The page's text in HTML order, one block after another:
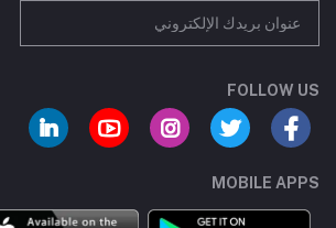
FOLLOW US
MOBILE APPS